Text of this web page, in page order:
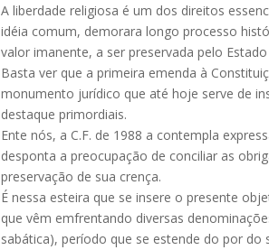
A liberdade religiosa é um dos direitos
idéia comum, demorara longo processo
valor imanente, a ser preservada pelo
Basta ver que a primeira emenda à
monumento jurídico que até hoje serve de
destaque primordiais.
Ente nós, a C.F. de 1988 a contempla
desponta a preocupação de conciliar as
preservação de sua crença.
É nessa esteira que se insere o presente
que vêm emfrentando diversas
sabática), período que se estende do por